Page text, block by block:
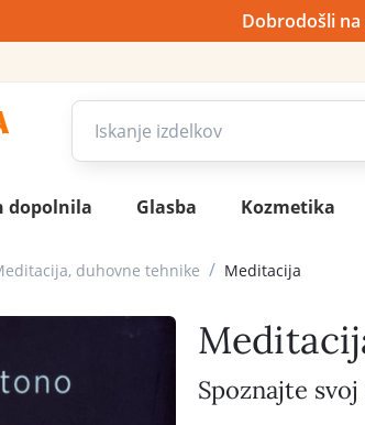
Dobrodošli
dopolnila Glasba Kozmetika
duhovne tehnike / Meditacija
Spoznajte